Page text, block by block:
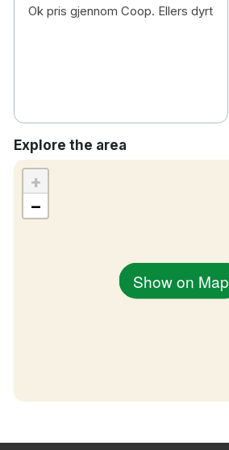
Ok pris gjennom Coop. Ellers dyrt
Explore the area
Show on Map
+
−